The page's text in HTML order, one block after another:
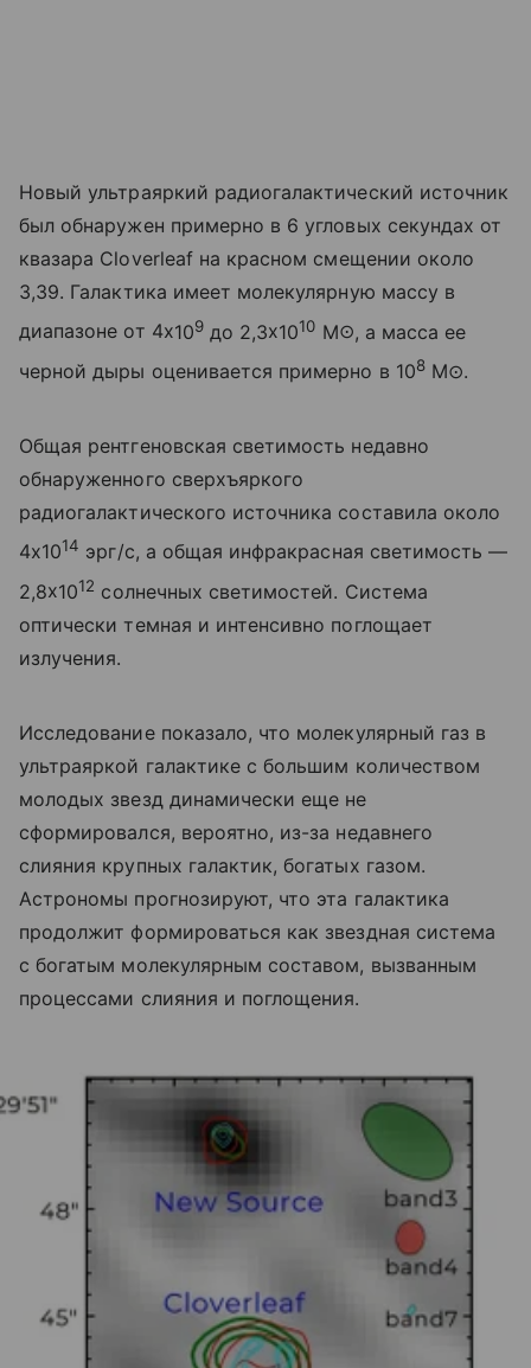
Новый ультраяркий радиогалактический источник
был обнаружен примерно в 6 угловых секундах от
квазара Cloverleaf на красном смещении около
3,39. Галактика имеет молекулярную массу в
диапазоне от 4x109до 2,3x1010 M⊙, а масса ее
черной дыры оценивается примерно в 108M⊙.
Общая рентгеновская светимость недавно
обнаруженного сверхъяркого
радиогалактического источника составила около
4x1014 эрг/с, а общая инфракрасная светимость —
2,8x1012 солнечных светимостей. Система
оптически темная и интенсивно поглощает
излучения.
Исследование показало, что молекулярный газ в
ультраяркой галактике с большим количеством
молодых звезд динамически еще не
сформировался, вероятно, из-за недавнего
слияния крупных галактик, богатых газом.
Астрономы прогнозируют, что эта галактика
продолжит формироваться как звездная система
с богатым молекулярным составом, вызванным
процессами слияния и поглощения.